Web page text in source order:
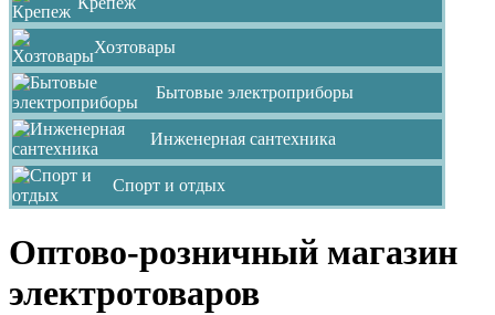
Хозтовары
Бытовые электроприборы
Инженерная сантехника
Спорт и отдых
Оптово-розничный магазин
электротоваров